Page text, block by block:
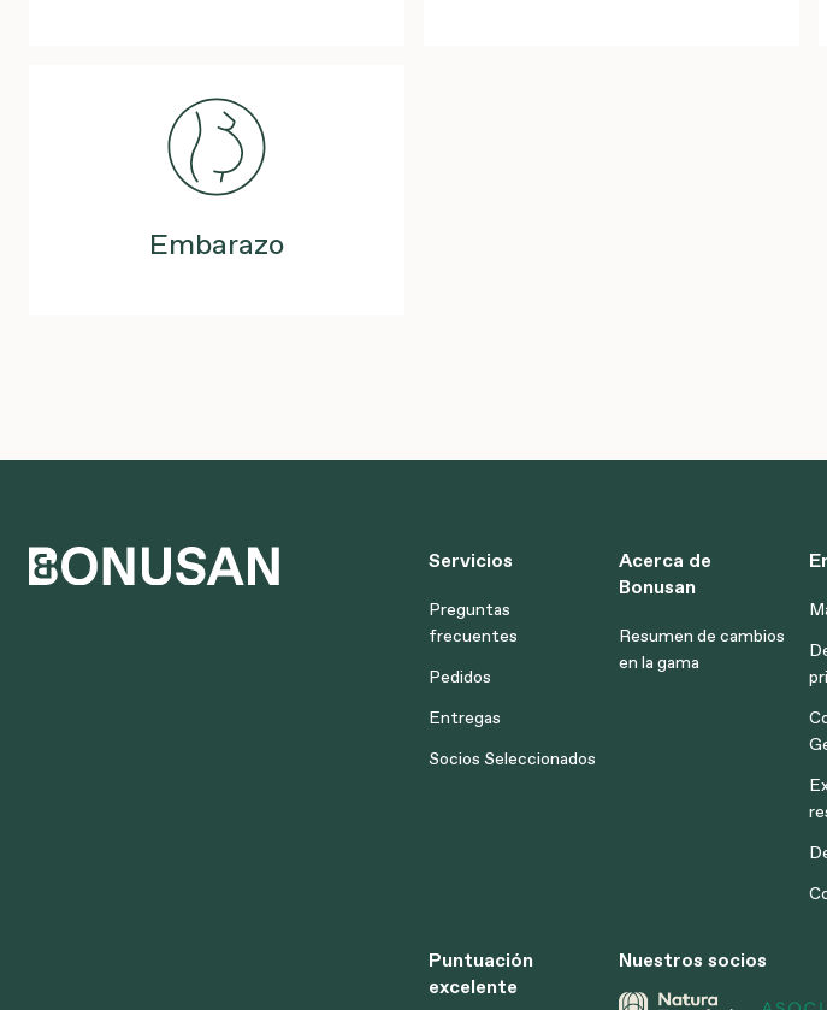
Embarazo
Servicios
Preguntas
frecuentes
Pedidos
Entregas
Socios Seleccionados
Acerca de
Bonusan
Resumen de cambios
en la gama
Puntuación
excelente
Nuestros socios